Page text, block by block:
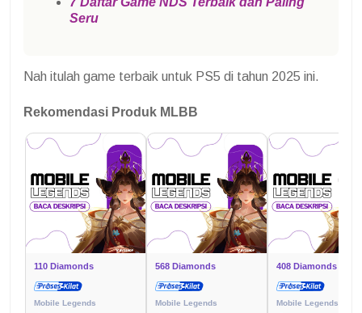
Seru
Nah itulah game terbaik untuk PS5 di tahun 2025 ini.
Rekomendasi Produk MLBB
110 Diamonds
Mobile Legends
568 Diamonds
Mobile Legends
408 Diamonds
Mobile Legends